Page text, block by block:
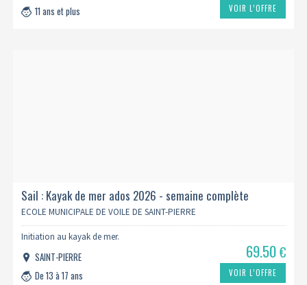
11 ans et plus
VOIR L’OFFRE
Sail : Kayak de mer ados 2026 - semaine complète
ECOLE MUNICIPALE DE VOILE DE SAINT-PIERRE
Initiation au kayak de mer.
SAINT-PIERRE
De 13 à 17 ans
69.50€
VOIR L’OFFRE